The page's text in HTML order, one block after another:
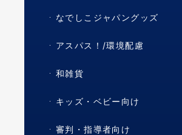
なでしこジャパングッズ
アスパス！/環境配慮
和雑貨
キッズ・ベビー向け
審判・指導者向け